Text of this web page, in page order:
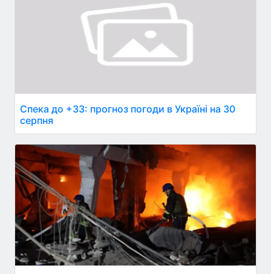
Спека до +33: прогноз погоди в Україні на 30
серпня